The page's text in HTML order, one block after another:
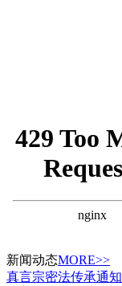
新闻动态MORE>>
真言宗密法传承通知